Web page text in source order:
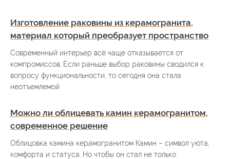
Изготовление раковины из керамогранита,
материал который преобразует пространство
Современный интерьер всё чаще отказывается от
компромиссов. Если раньше выбор раковины сводился к
вопросу функциональности, то сегодня она стала
неотъемлемой
Можно ли облицевать камин керамогранитом,
современное решение
Облицовка камина керамогранитом Камин – символ уюта,
комфорта и статуса. Но чтобы он стал не только